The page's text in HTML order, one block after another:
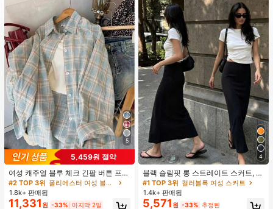
5
5,459원 절약
여성 캐주얼 블루 체크 긴팔 버튼 프론
트 폴리에스터 셔츠, 레귤러 핏, 봄 의
류, 편안한 스타일
#2 TOP 3위
폴리에스터 여성 블라우스
1.8k+ 판매됨
11,331 원 -33% 마지막 2일
4
블랙 슬림핏 롱 스트레이트 스커트, 여
성 패션 폴리에스터 캐주얼 파티 스커
트, 다용도 및 귀여운, 일상 착용에 적
합, 여름 휴가. 해변, 음악 축제 및 여름
휴가에 완벽, 90년대
#1 TOP 3위 컬러블록 여성 스커트
1.4k+ 판매됨
5,571 원 -33% 추정된